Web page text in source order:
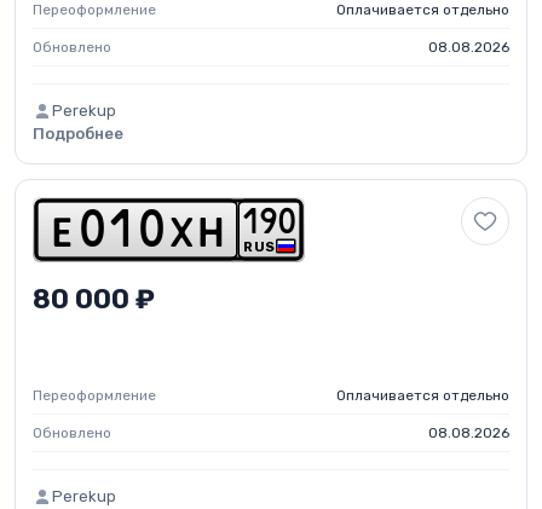
Переоформление Оплачивается отдельно
Обновлено 08.08.2026
Perekup
Подробнее
e 0 1 0 x h RUS
1 90
80 000 ₽
Переоформление Оплачивается отдельно
Обновлено 08.08.2026
Perekup